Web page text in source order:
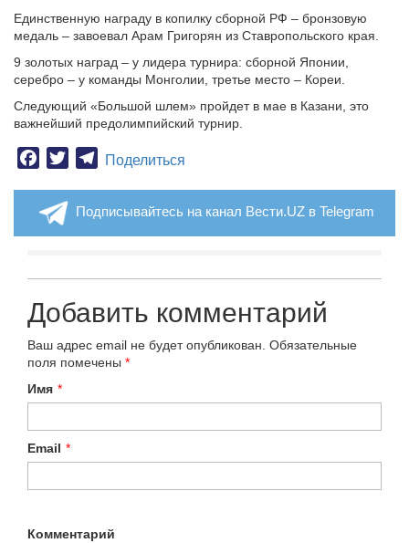
Единственную награду в копилку сборной РФ – бронзовую
медаль – завоевал Арам Григорян из Ставропольского края.
9 золотых наград – у лидера турнира: сборной Японии,
серебро – у команды Монголии, третье место – Кореи.
Следующий «Большой шлем» пройдет в мае в Казани, это
важнейший предолимпийский турнир.
Facebook
TwitterTelegram
Поделиться
Подписывайтесь на канал Вести.UZ в Telegram
Добавить комментарий
Ваш адрес email не будет опубликован. Обязательные
поля помечены *
Имя *
Email *
Комментарий